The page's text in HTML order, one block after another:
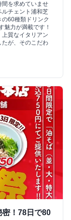
間を求めていませ
ルチェント浦和芝
60種類ドリンク
魅力が満載です！
質なイタリアン
が、そのこだわ
密！78日で80